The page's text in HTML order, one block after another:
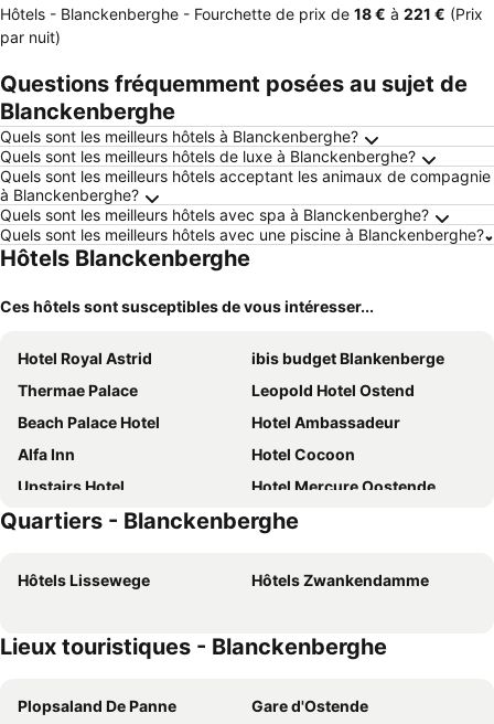
Hôtels - Blanckenberghe - Fourchette de prix de ‎18 € à ‎221 € (Prix
par nuit)
Questions fréquemment posées au sujet de
Blanckenberghe
Quels sont les meilleurs hôtels à Blanckenberghe?
Quels sont les meilleurs hôtels de luxe à Blanckenberghe?
Quels sont les meilleurs hôtels acceptant les animaux de compagnie
à Blanckenberghe?
Quels sont les meilleurs hôtels avec spa à Blanckenberghe?
Quels sont les meilleurs hôtels avec une piscine à Blanckenberghe?
Hôtels Blanckenberghe
Ces hôtels sont susceptibles de vous intéresser...
Hotel Royal Astrid
ibis budget Blankenberge
Thermae Palace
Leopold Hotel Ostend
Beach Palace Hotel
Hotel Ambassadeur
Alfa Inn
Hotel Cocoon
Upstairs Hotel
Hotel Mercure Oostende
C-Hotels Andromeda
Hotel Cavalli by WP Hotels
Hotel Aazaert by WP Hotels
Hotel Saint Sauveur by WP Hotels
C-Hotels Burlington
Hotel De Hofkamers
Alpha Hotel
Malecot Boutique Hotel
Quartiers - Blanckenberghe
Hôtels Lissewege Hôtels Zwankendamme
Lieux touristiques - Blanckenberghe
Plopsaland De Panne
Gare d'Ostende